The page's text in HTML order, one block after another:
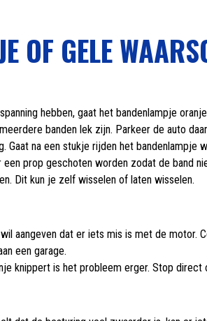
OF GELE
hebben, gaat het bandenlampje
banden lek zijn. Parkeer de auto
Gaat na een stukje rijden het
een prop geschoten worden zodat de band
Dit kun je zelf wisselen of laten wisselen.
aangeven dat er iets mis is met de
een garage.
knippert is het probleem erger. Stop direct